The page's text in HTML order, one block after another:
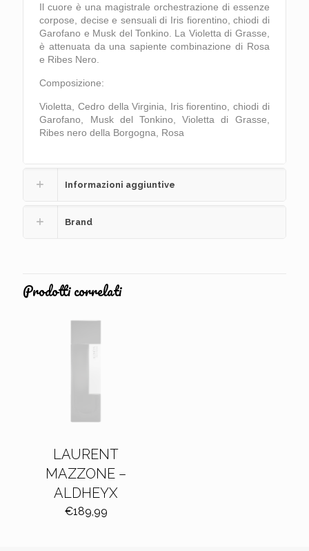
Il cuore è una magistrale orchestrazione di essenze
corpose, decise e sensuali di Iris fiorentino, chiodi di
Garofano e Musk del Tonkino. La Violetta di Grasse,
è attenuata da una sapiente combinazione di Rosa
e Ribes Nero.
Composizione:
Violetta, Cedro della Virginia, Iris fiorentino, chiodi di
Garofano, Musk del Tonkino, Violetta di Grasse,
Ribes nero della Borgogna, Rosa
Informazioni aggiuntive
Brand
Prodotti correlati
LAURENT
MAZZONE –
ALDHEYX
€189,99